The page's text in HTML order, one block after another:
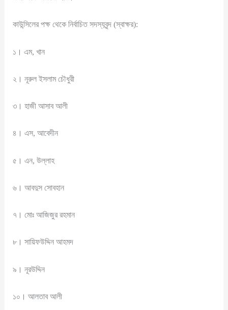
কাউন্সিলের পক্ষ থেকে নির্বাচিত সদস্যবৃন্দ (স্বাক্ষর):
১। এম, খান
২। নূরুল ইসলাম চৌধুরী
৩। হাজী আসাব আলী
৪। এস, আবেদীন
৫। এন, উল্লাহ
৬। আবদুস সোবহান
৭। মোঃ আজিজুর রহমান
৮। সায়িফউদ্দিন আহমদ
৯। নূরউদ্দিন
১০। আলতাব আলী